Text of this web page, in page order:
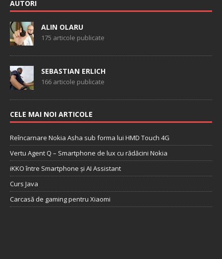
AUTORI
ALIN OLARU
175 articole publicate
SEBASTIAN ERLICH
166 articole publicate
CELE MAI NOI ARTICOLE
Reîncarnare Nokia Asha sub forma lui HMD Touch 4G
Vertu Agent Q – Smartphone de lux cu rădăcini Nokia
iKKO între Smartphone și AI Assistant
Curs Java
Carcasă de gaming pentru Xiaomi